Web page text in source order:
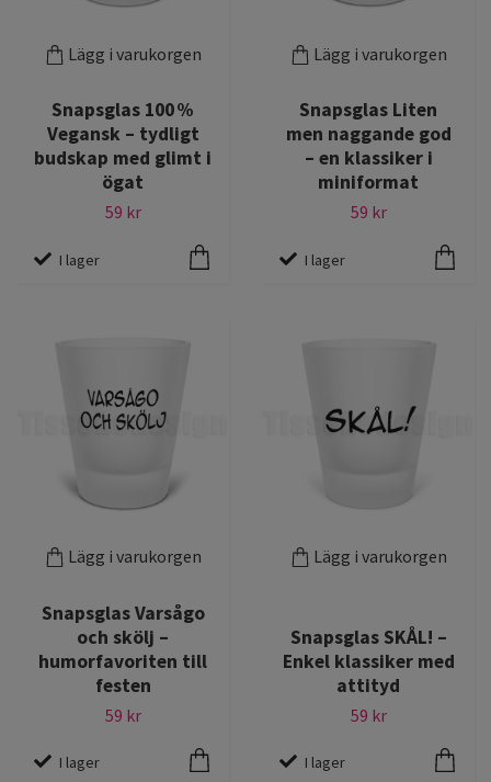
Lägg i varukorgen
Snapsglas 100 %
Vegansk – tydligt
budskap med glimt i
ögat
59 kr
I lager
Lägg i varukorgen
Snapsglas Liten
men naggande god
– en klassiker i
miniformat
59 kr
I lager
Lägg i varukorgen
Snapsglas Varsågo
och skölj –
humorfavoriten till
festen
59 kr
I lager
Lägg i varukorgen
Snapsglas SKÅL! –
Enkel klassiker med
attityd
59 kr
I lager